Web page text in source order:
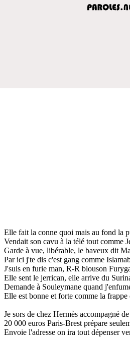
Elle fait la conne quoi mais au fond la
Vendait son cavu à la télé tout comme
Garde à vue, libérable, le baveux dit
Par ici j'te dis c'est gang comme
J'suis en furie man, R-R blouson
Elle sent le jerrican, elle arrive du
Demande à Souleymane quand
Elle est bonne et forte comme la
Je sors de chez Hermès accompagné
20 000 euros Paris-Brest prépare
Envoie l'adresse on ira tout dépenser